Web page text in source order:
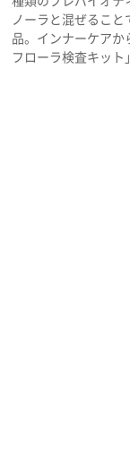
ノーラと混ぜるこ
品。インナーケア
フローラ検査キッ